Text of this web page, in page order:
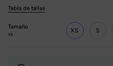
Tabla de tallas
Tamaño
XS
XS S